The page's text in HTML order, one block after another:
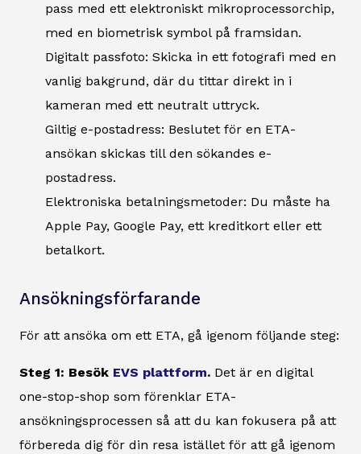
pass med ett elektroniskt mikroprocessorchip,
med en biometrisk symbol på framsidan.
Digitalt passfoto: Skicka in ett fotografi med en
vanlig bakgrund, där du tittar direkt in i
kameran med ett neutralt uttryck.
Giltig e-postadress: Beslutet för en ETA-
ansökan skickas till den sökandes e-
postadress.
Elektroniska betalningsmetoder: Du måste ha
Apple Pay, Google Pay, ett kreditkort eller ett
betalkort.
Ansökningsförfarande
För att ansöka om ett ETA, gå igenom följande steg:
Steg 1: Besök EVS plattform. Det är en digital
one-stop-shop som förenklar ETA-
ansökningsprocessen så att du kan fokusera på att
förbereda dig för din resa istället för att gå igenom